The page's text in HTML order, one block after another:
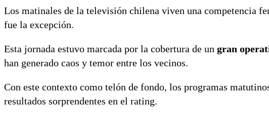
Los matinales de la televisión chilena viven una competencia
fue la excepción.
Esta jornada estuvo marcada por la cobertura de un gran
han generado caos y temor entre los vecinos.
Con este contexto como telón de fondo, los programas
resultados sorprendentes en el rating.